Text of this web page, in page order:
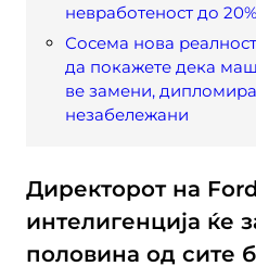
невработеност до 20%
Сосема нова
да покажете дека
ве замени,
незабележани
Директорот на
интелигенција ќе
половина од сите